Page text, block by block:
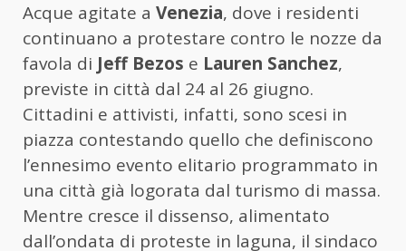
Acque agitate a Venezia, dove i residenti
continuano a protestare contro le nozze da
favola di Jeff Bezos e Lauren Sanchez,
previste in città dal 24 al 26 giugno.
Cittadini e attivisti, infatti, sono scesi in
piazza contestando quello che definiscono
l’ennesimo evento elitario programmato in
una città già logorata dal turismo di massa.
Mentre cresce il dissenso, alimentato
dall’ondata di proteste in laguna, il sindaco